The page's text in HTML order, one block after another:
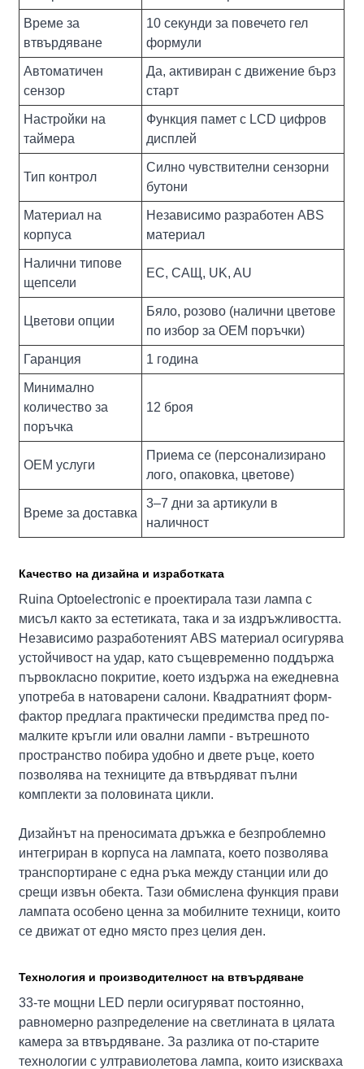
Време за
втвърдяване
10 секунди за повечето гел
формули
Автоматичен
сензор
Да, активиран с движение бърз
старт
Настройки на
таймера
Функция памет с LCD цифров
дисплей
Тип контрол
Силно чувствителни сензорни
бутони
Материал на
корпуса
Независимо разработен ABS
материал
Налични типове
щепсели
ЕС, САЩ, UK, AU
Цветови опции
Бяло, розово (налични цветове
по избор за OEM поръчки)
Гаранция 1 година
Минимално
количество за
поръчка
12 броя
OEM услуги
Приема се (персонализирано
лого, опаковка, цветове)
Време за доставка
3–7 дни за артикули в
наличност
Качество на дизайна и изработката
Ruina Optoelectronic е проектирала тази лампа с
мисъл както за естетиката, така и за издръжливостта.
Независимо разработеният ABS материал осигурява
устойчивост на удар, като същевременно поддържа
първокласно покритие, което издържа на ежедневна
употреба в натоварени салони. Квадратният форм-
фактор предлага практически предимства пред по-
малките кръгли или овални лампи - вътрешното
пространство побира удобно и двете ръце, което
позволява на техниците да втвърдяват пълни
комплекти за половината цикли.
Дизайнът на преносимата дръжка е безпроблемно
интегриран в корпуса на лампата, което позволява
транспортиране с една ръка между станции или до
срещи извън обекта. Тази обмислена функция прави
лампата особено ценна за мобилните техници, които
се движат от едно място през целия ден.
Технология и производителност на втвърдяване
33-те мощни LED перли осигуряват постоянно,
равномерно разпределение на светлината в цялата
камера за втвърдяване. За разлика от по-старите
технологии с ултравиолетова лампа, които изискваха